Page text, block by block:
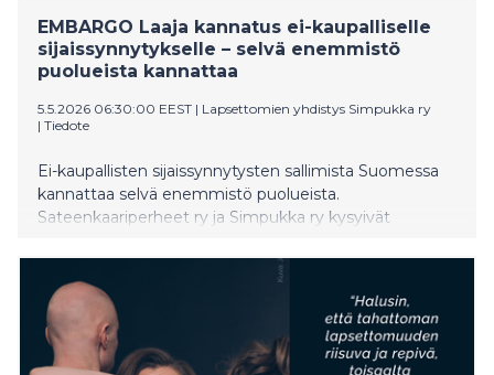
EMBARGO Laaja kannatus ei-kaupalliselle
sijaissynnytykselle – selvä enemmistö
puolueista kannattaa
5.5.2026 06:30:00 EEST | Lapsettomien yhdistys Simpukka ry
| Tiedote
Ei-kaupallisten sijaissynnytysten sallimista Suomessa
kannattaa selvä enemmistö puolueista.
Sateenkaariperheet ry ja Simpukka ry kysyivät
kaupallisen sijaissynnytyksen sallimiseen Suomessa.
Ulkomaille sijaissynnytysjärjestelyihin lähtemiseen
liittyy monia riskejä. Kotimainen lainsäädäntö turvaisi
kaikkien osapuolien aseman.